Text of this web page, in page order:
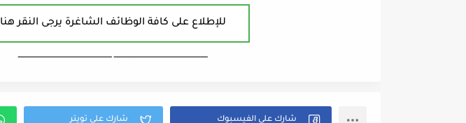
للإطلاع على كافة الوظائف الشاغرة يرجى النقر هنا
ـــــــــــــــــــــــــــــــــــــــــــــــــــــــــــــــــــ ـــــــــــــــــــــــــــــــــــــــــــــــــــــــــــــــــــ